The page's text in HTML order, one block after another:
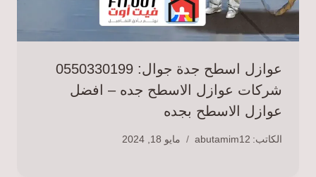
عوازل اسطح جدة جوال: 0550330199
شركات عوازل الاسطح جده – افضل
عوازل الاسطح بجده
الكاتب: abutamim12 مايو 18, 2024